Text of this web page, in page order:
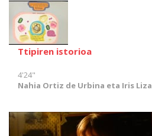
Ttipiren istorioa
4'24"
Nahia Ortiz de Urbina eta Iris